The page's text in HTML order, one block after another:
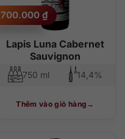
Lapis Luna Cabernet
Sauvignon
700.000 ₫
750 ml 14,4%
Thêm vào giỏ hàng